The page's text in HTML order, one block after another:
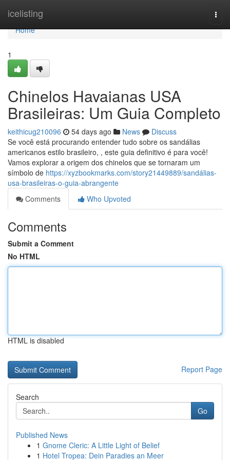
icelisting
Home
Home
1
Chinelos Havaianas USA
Brasileiras: Um Guia Completo
keithicug210096 54 days ago News
Discuss
Se você está procurando entender tudo sobre os sandálias
americanos estilo brasileiro, , este guia definitivo é para você!
Vamos explorar a origem dos chinelos que se tornaram um
símbolo de https://xyzbookmarks.com/story21449889/sandálias-
usa-brasileiras-o-guia-abrangente
Comments
Who Upvoted
Comments
Submit a Comment
No HTML
HTML is disabled
Report Page
Search
Go
Published News
1 Gnome Cleric: A Little Light of Belief
1 Hotel Tropea: Dein Paradies an Meer